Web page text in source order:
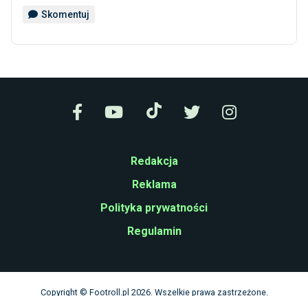
Skomentuj
Redakcja
Reklama
Polityka prywatności
Regulamin
Copyright © Footroll.pl 2026. Wszelkie prawa zastrzeżone.